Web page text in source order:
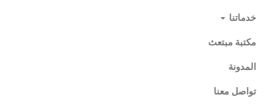
خدماتنا
مكتبة مبتعث
المدونة
تواصل معنا